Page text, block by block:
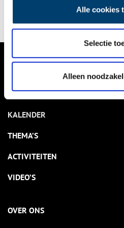
Alle cookies
Selectie
Alleen
NIEUWS
KALENDER
THEMA’S
ACTIVITEITEN
VIDEO’S
OVER ONS